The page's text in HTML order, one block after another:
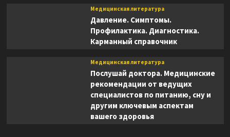
Медицинская литература
Давление. Симптомы.
Профилактика. Диагностика.
Карманный справочник
Медицинская литература
Послушай доктора. Медицинские
рекомендации от ведущих
специалистов по питанию, сну и
другим ключевым аспектам
вашего здоровья